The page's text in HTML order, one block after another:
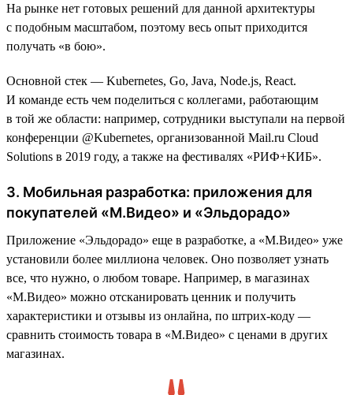
На рынке нет готовых решений для данной архитектуры
с подобным масштабом, поэтому весь опыт приходится
получать «в бою».
Основной стек — Kubernetes, Go, Java, Node.js, React.
И команде есть чем поделиться с коллегами, работающим
в той же области: например, сотрудники выступали на первой
конференции @Kubernetes, организованной Mail.ru Cloud
Solutions в 2019 году, а также на фестивалях «РИФ+КИБ».
3. Мобильная разработка: приложения для
покупателей «М.Видео» и «Эльдорадо»
Приложение «Эльдорадо» еще в разработке, а «М.Видео» уже
установили более миллиона человек. Оно позволяет узнать
все, что нужно, о любом товаре. Например, в магазинах
«М.Видео» можно отсканировать ценник и получить
характеристики и отзывы из онлайна, по штрих-коду —
сравнить стоимость товара в «М.Видео» с ценами в других
магазинах.